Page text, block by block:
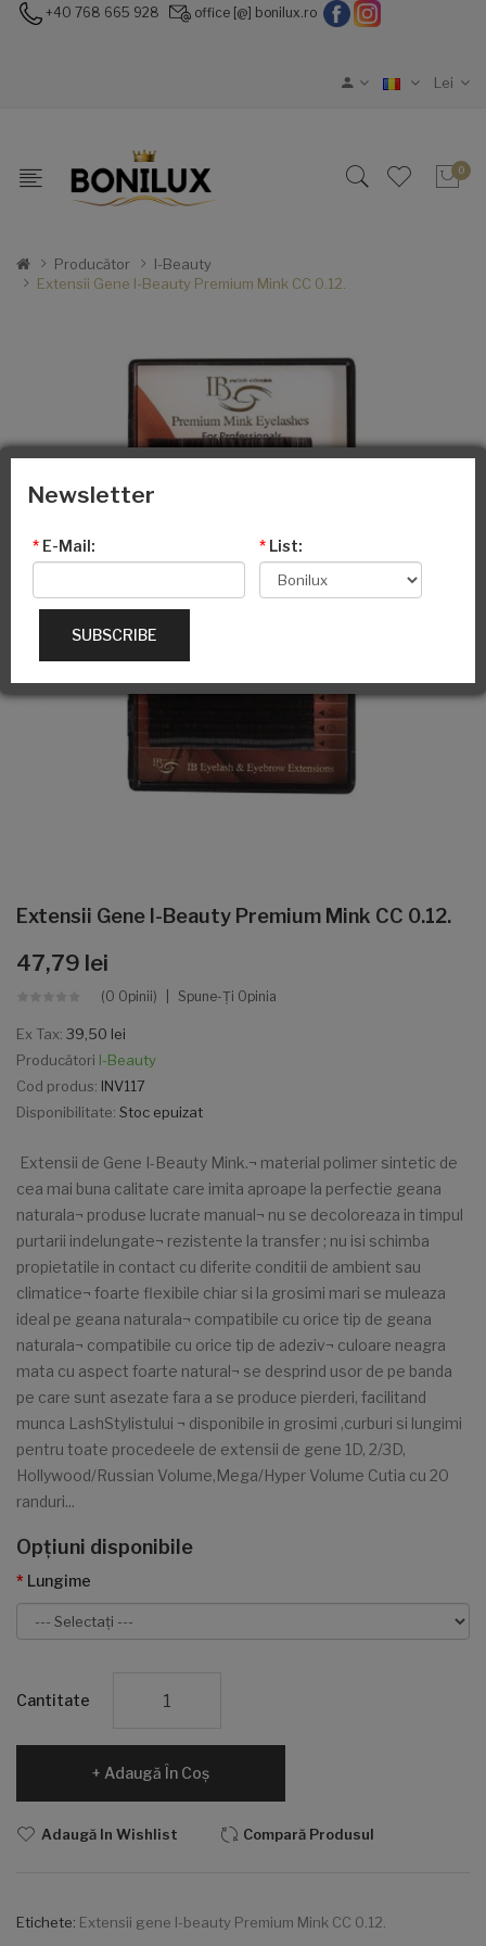
+40 768 665 928 office [@] bonilux.ro
Lei
0
Producător
I-Beauty
Extensii Gene I-Beauty Premium Mink CC 0.12.
Extensii Gene I-Beauty Premium Mink CC 0.12.
47,79 lei
(0 Opinii) Spune-Ţi Opinia
Ex Tax: 39,50 lei
Producători I-Beauty
Cod produs: INV117
Disponibilitate: Stoc epuizat
Extensii de Gene I-Beauty Mink.¬ material polimer sintetic de
cea mai buna calitate care imita aproape la perfectie geana
naturala¬ produse lucrate manual¬ nu se decoloreaza in timpul
purtarii indelungate¬ rezistente la transfer ; nu isi schimba
propietatile in contact cu diferite conditii de ambient sau
climatice¬ foarte flexibile chiar si la grosimi mari se muleaza
ideal pe geana naturala¬ compatibile cu orice tip de geana
naturala¬ compatibile cu orice tip de adeziv¬ culoare neagra
mata cu aspect foarte natural¬ se desprind usor de pe banda
pe care sunt asezate fara a se produce pierderi, facilitand
munca LashStylistului ¬ disponibile in grosimi ,curburi si lungimi
pentru toate procedeele de extensii de gene 1D, 2/3D,
Hollywood/Russian Volume,Mega/Hyper Volume Cutia cu 20
randuri...
Opţiuni disponibile
Lungime
Cantitate
Adaugă În Coş
Adaugă In Wishlist Compară Produsul
Etichete: Extensii gene I-beauty Premium Mink CC 0.12.
Newsletter
* E-Mail: * List:
SUBSCRIBE